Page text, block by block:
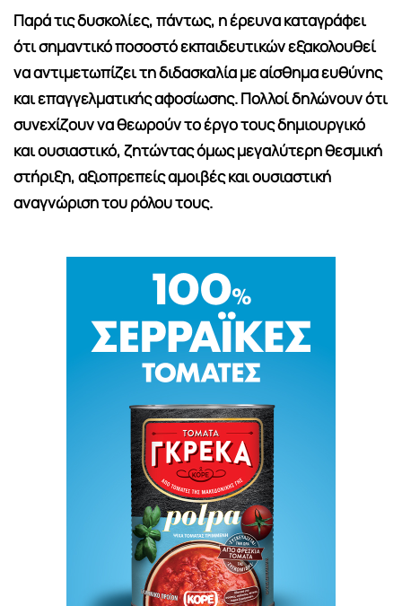
Παρά τις δυσκολίες, πάντως, η έρευνα καταγράφει
ότι σημαντικό ποσοστό εκπαιδευτικών εξακολουθεί
να αντιμετωπίζει τη διδασκαλία με αίσθημα ευθύνης
και επαγγελματικής αφοσίωσης. Πολλοί δηλώνουν ότι
συνεχίζουν να θεωρούν το έργο τους δημιουργικό
και ουσιαστικό, ζητώντας όμως μεγαλύτερη θεσμική
στήριξη, αξιοπρεπείς αμοιβές και ουσιαστική
αναγνώριση του ρόλου τους.